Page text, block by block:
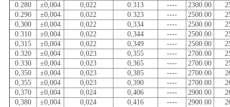
0.280
±0,004 0,022 0.313 ---- 2300.00
0.290
±0,004 0,022 0.323 ---- 2500.00
0,300
±0,004 0,022 0,334 ---- 2500.00
0.310
±0,004 0,022 0,344 ---- 2500.00
0,315
±0,004 0,022 0,349 ---- 2500.00
0.320
±0,004 0,023 0,355 ---- 2700.00
0.330
±0,004 0,023 0,365 ---- 2700.00
0,350
±0,004 0,023 0,385 ---- 2700.00
0,355
±0,004 0,023 0,390 ---- 2700.00
0,370
±0,004 0,024 0,406 ---- 2900.00
0,380
±0,004 0,024 0,416 ---- 2900.00